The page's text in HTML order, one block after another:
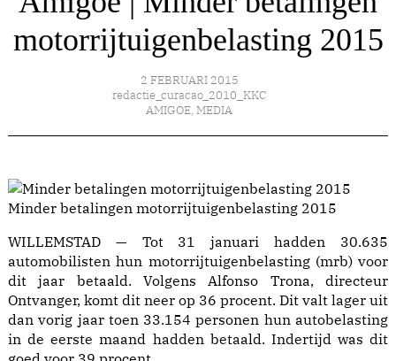
motorrijtuigenbelasting 2015
2 FEBRUARI 2015
redactie_curacao_2010_KKC
AMIGOE, MEDIA
Minder betalingen motorrijtuigenbelasting 2015
WILLEMSTAD — Tot 31 januari hadden 30.635
automobilisten hun motorrijtuigenbelasting (mrb) voor
dit jaar betaald. Volgens Alfonso Trona, directeur
Ontvanger, komt dit neer op 36 procent. Dit valt lager uit
dan vorig jaar toen 33.154 personen hun autobelasting
in de eerste maand hadden betaald. Indertijd was dit